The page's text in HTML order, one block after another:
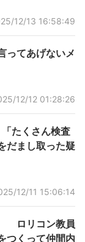
12/13 16:58:49
ってあげないメ
12/12 01:28:26
たくさん検査
だまし取った疑
12/11 15:06:14
ロリコン教員
つくって仲間内